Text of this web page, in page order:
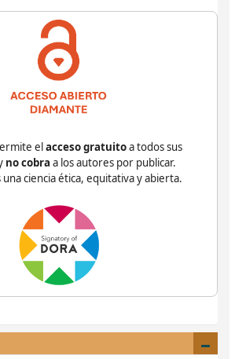
elacceso gratuitoa todos sus
no cobra a los autores por publicar.
ciencia ética, equitativa y abierta.